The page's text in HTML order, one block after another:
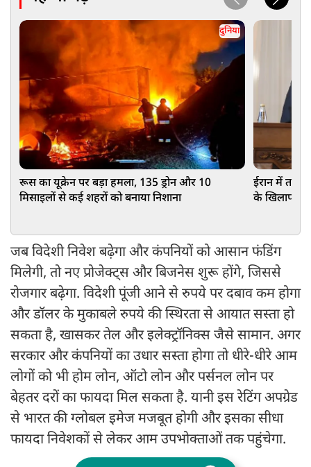
दुनिया
रूस का यूक्रेन पर बड़ा हमला, 135 ड्रोन और 10
मिसाइलों से कई शहरों को बनाया निशाना
ईरान में
के खिलाफ
जब विदेशी निवेश बढ़ेगा और कंपनियों को आसान फंडिंग
मिलेगी, तो नए प्रोजेक्ट्स और बिजनेस शुरू होंगे, जिससे
रोजगार बढ़ेगा. विदेशी पूंजी आने से रुपये पर दबाव कम होगा
और डॉलर के मुकाबले रुपये की स्थिरता से आयात सस्ता हो
सकता है, खासकर तेल और इलेक्ट्रॉनिक्स जैसे सामान. अगर
सरकार और कंपनियों का उधार सस्ता होगा तो धीरे-धीरे आम
लोगों को भी होम लोन, ऑटो लोन और पर्सनल लोन पर
बेहतर दरों का फायदा मिल सकता है. यानी इस रेटिंग अपग्रेड
से भारत की ग्लोबल इमेज मजबूत होगी और इसका सीधा
फायदा निवेशकों से लेकर आम उपभोक्ताओं तक पहुंचेगा.